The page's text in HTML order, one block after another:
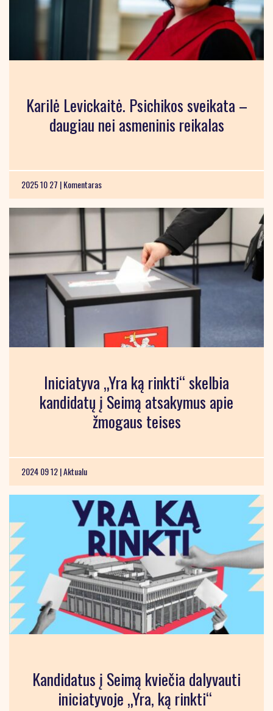
Karilė Levickaitė. Psichikos sveikata –
daugiau nei asmeninis reikalas
2025 10 27 |Komentaras
Iniciatyva „Yra ką rinkti“ skelbia
kandidatų į Seimą atsakymus apie
žmogaus teises
2024 09 12 |Aktualu
Kandidatus į Seimą kviečia dalyvauti
iniciatyvoje „Yra, ką rinkti“